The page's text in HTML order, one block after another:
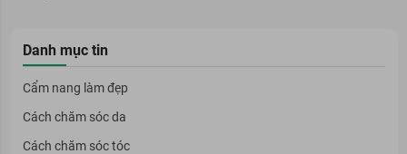
Danh mục tin
Cẩm nang làm đẹp
Cách chăm sóc da
Cách chăm sóc tóc